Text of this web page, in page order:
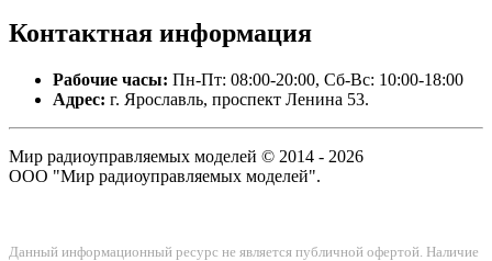
Контактная информация
Рабочие часы: Пн-Пт: 08:00-20:00, Сб-Вс: 10:00-18:00
Адрес: г. Ярославль, проспект Ленина 53.
Мир радиоуправляемых моделей © 2014 - 2026
ООО "Мир радиоуправляемых моделей".
Данный информационный ресурс не является публичной офертой. Наличие